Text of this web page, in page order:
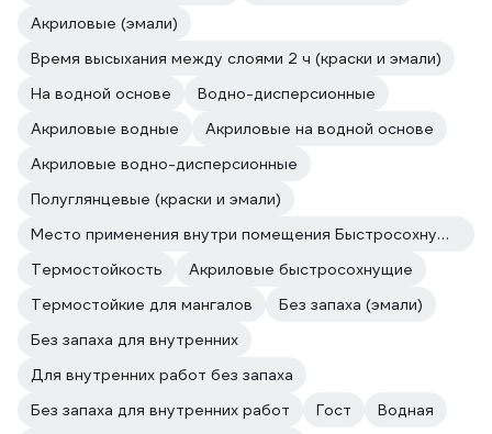
Акриловые (эмали)
Время высыхания между слоями 2 ч (краски и эмали)
На водной основе
Водно-дисперсионные
Акриловые водные
Акриловые на водной основе
Акриловые водно-дисперсионные
Полуглянцевые (краски и эмали)
Место применения внутри помещения Быстросохнущая
Термостойкость
Акриловые быстросохнущие
Термостойкие для мангалов
Без запаха (эмали)
Без запаха для внутренних
Для внутренних работ без запаха
Без запаха для внутренних работ
Гост
Водная